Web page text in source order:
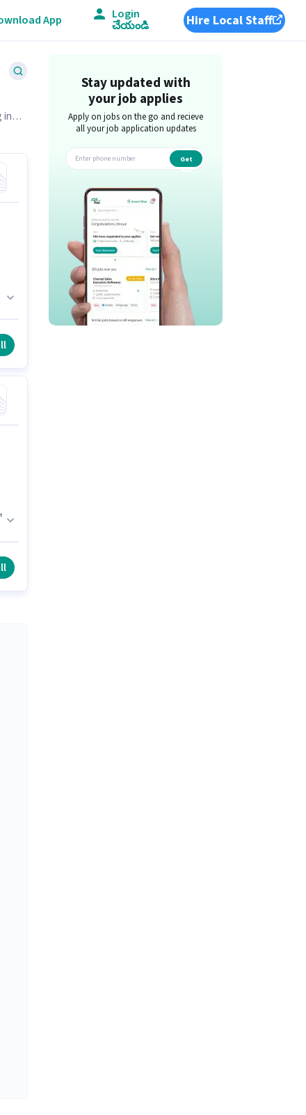
App Login
చేయండి Hire Local Staff
in
Stay updated with
your job applies
Apply on jobs on the go and recieve
all your job application updates
Get
app